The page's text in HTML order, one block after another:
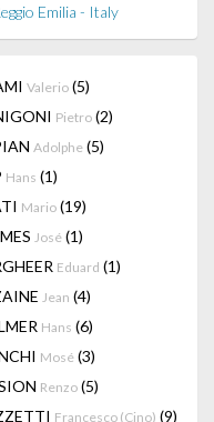
Emilia - Italy
Valerio (5)
Pietro (2)
Adolphe (5)
Hans (1)
Mario (19)
José (1)
Eduard (1)
Jean (4)
Hans (6)
Mosé (3)
Renzo (5)
Francesco (Cino) (9)